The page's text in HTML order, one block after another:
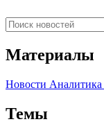
Материалы
Новости Аналитика
Темы